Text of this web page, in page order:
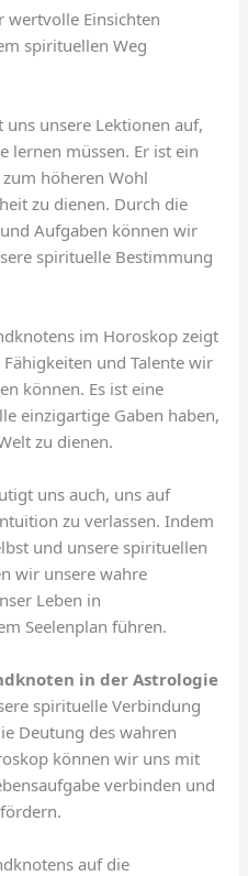
wertvolle Einsichten
spirituellen Weg
unsere Lektionen auf,
lernen müssen. Er ist ein
höheren Wohl
zu dienen. Durch die
Aufgaben können wir
spirituelle Bestimmung
im Horoskop zeigt
und Talente wir
können. Es ist eine
einzigartige Gaben haben,
zu dienen.
uns auch, uns auf
zu verlassen. Indem
und unsere spirituellen
wir unsere wahre
Leben in
Seelenplan führen.
in der Astrologie
spirituelle Verbindung
Deutung des wahren
können wir uns mit
verbinden und
auf die